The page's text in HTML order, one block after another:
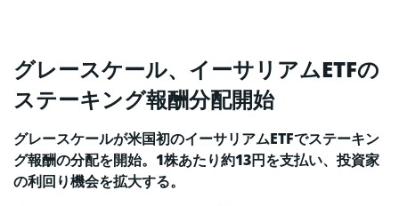
グレースケール、イーサリアムETFの
ステーキング報酬分配開始
グレースケールが米国初のイーサリアムETFでステーキン
グ報酬の分配を開始。1株あたり約13円を支払い、投資家
の利回り機会を拡大する。